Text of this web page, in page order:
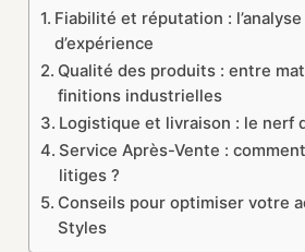
Fiabilité et réputation :
d’expérience
Qualité des produits : entre
finitions industrielles
Logistique et livraison : le nerf
Service Après-Vente :
litiges ?
Conseils pour optimiser votre
Styles